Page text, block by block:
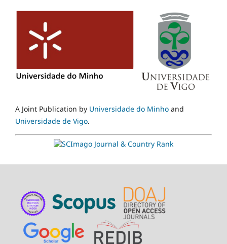
A Joint Publication by Universidade do Minho and
Universidade de Vigo.